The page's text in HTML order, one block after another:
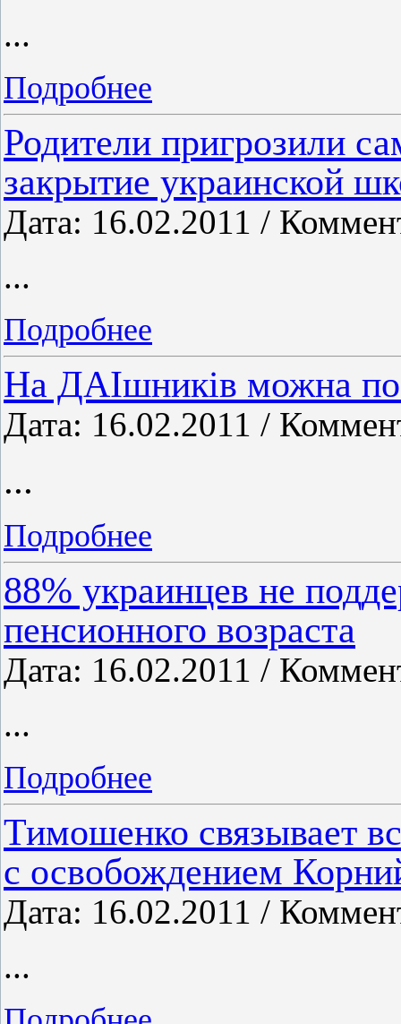
...
Подробнее
Родители пригрозили
закрытие украинской
Дата: 16.02.2011 /
...
Подробнее
На ДАІшників можна
Дата: 16.02.2011 /
...
Подробнее
88% украинцев не
пенсионного возраста
Дата: 16.02.2011 /
...
Подробнее
Тимошенко связывает
с освобождением
Дата: 16.02.2011 /
...